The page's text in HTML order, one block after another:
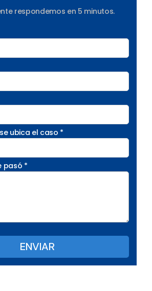
respondemos en 5 minutos.
ubica el caso *
pasó *